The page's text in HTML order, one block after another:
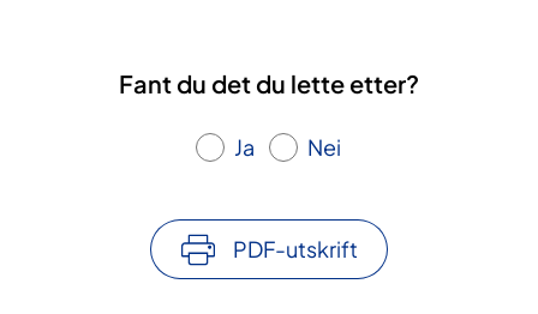
Fant du det du lette etter?
Ja Nei
PDF-utskrift